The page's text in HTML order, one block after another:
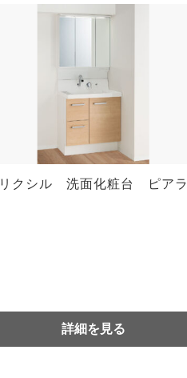
リクシル 洗面化粧台 ピアラ
詳細を見る